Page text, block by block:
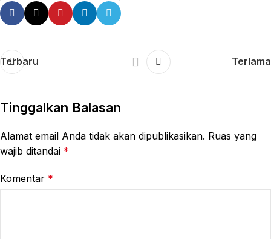
Terbaru Terlama
Tinggalkan Balasan
Alamat email Anda tidak akan dipublikasikan. Ruas yang
wajib ditandai *
Komentar *